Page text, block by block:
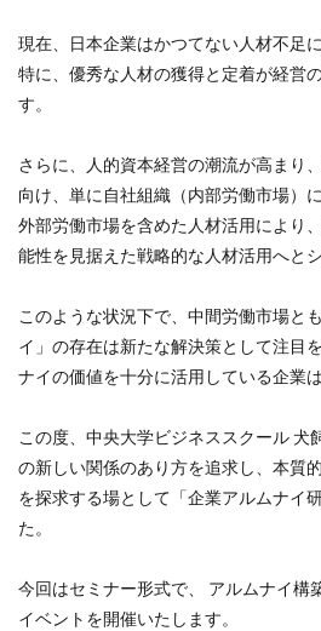
現在、日本企業はかつてない人材不足
特に、優秀な人材の獲得と定着が経営
す。
さらに、人的資本経営の潮流が高まり
向け、単に自社組織（内部労働市場）
外部労働市場を含めた人材活用により
能性を見据えた戦略的な人材活用へと
このような状況下で、中間労働市場と
イ」の存在は新たな解決策として注目
ナイの価値を十分に活用している企業
この度、中央大学ビジネススクール 犬
の新しい関係のあり方を追求し、本質
を探求する場として「企業アルムナイ
た。
今回はセミナー形式で、 アルムナイ構
イベントを開催いたします。